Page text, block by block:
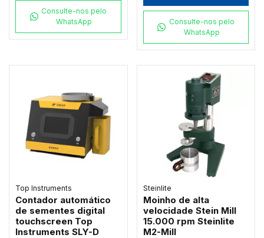
Consulte-nos pelo
WhatsApp
Consulte-nos pelo
WhatsApp
Top Instruments
Contador automático
de sementes digital
touchscreen Top
Instruments SLY-D
Steinlite
Moinho de alta
velocidade Stein Mill
15.000 rpm Steinlite
M2-Mill